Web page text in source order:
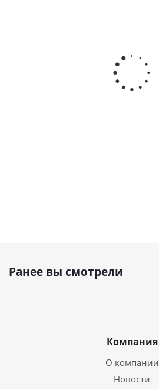
Винтовой
компрессор
Ранее вы смотрели
Компания
О компании
Новости